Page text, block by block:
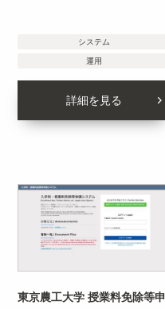
システム
運用
詳細を見る
東京農工大学 授業料免除等申